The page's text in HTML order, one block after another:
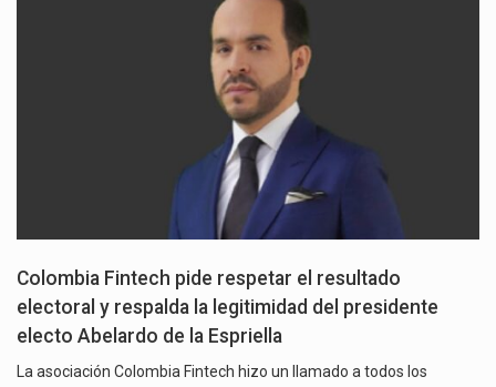
Colombia Fintech pide respetar el resultado
electoral y respalda la legitimidad del presidente
electo Abelardo de la Espriella
La asociación Colombia Fintech hizo un llamado a todos los